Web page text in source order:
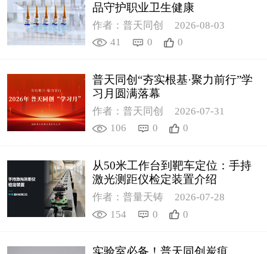
品守护职业卫生健康
作者：普天同创
2026-08-03
41
0 0
普天同创“夯实根基·聚力前行”学
习月圆满落幕
作者：普天同创
2026-07-31
106
0 0
从50米工作台到靶车定位：手持
激光测距仪检定装置介绍
作者：普量天铸
2026-07-28
154
0 0